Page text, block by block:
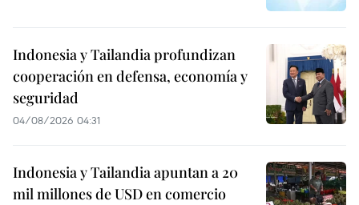
Indonesia y Tailandia profundizan
cooperación en defensa, economía y
seguridad
04/08/2026 04:31
Indonesia y Tailandia apuntan a 20
mil millones de USD en comercio